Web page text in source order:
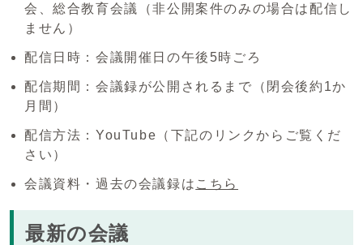
会、総合教育会議（非公開案件のみの場合は配信し
ません）
配信日時：会議開催日の午後5時ごろ
配信期間：会議録が公開されるまで（閉会後約1か
月間）
配信方法：YouTube（下記のリンクからご覧くだ
さい）
会議資料・過去の会議録は こちら
最新の会議